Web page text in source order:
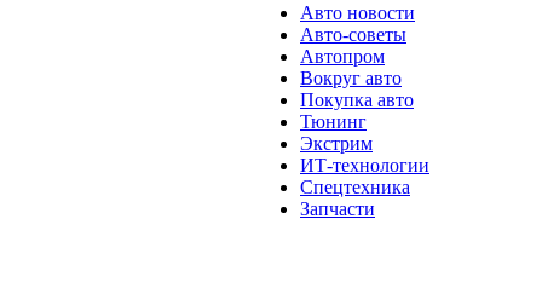
Авто новости
Авто-советы
Автопром
Вокруг авто
Покупка авто
Тюнинг
Экстрим
ИТ-технологии
Спецтехника
Запчасти